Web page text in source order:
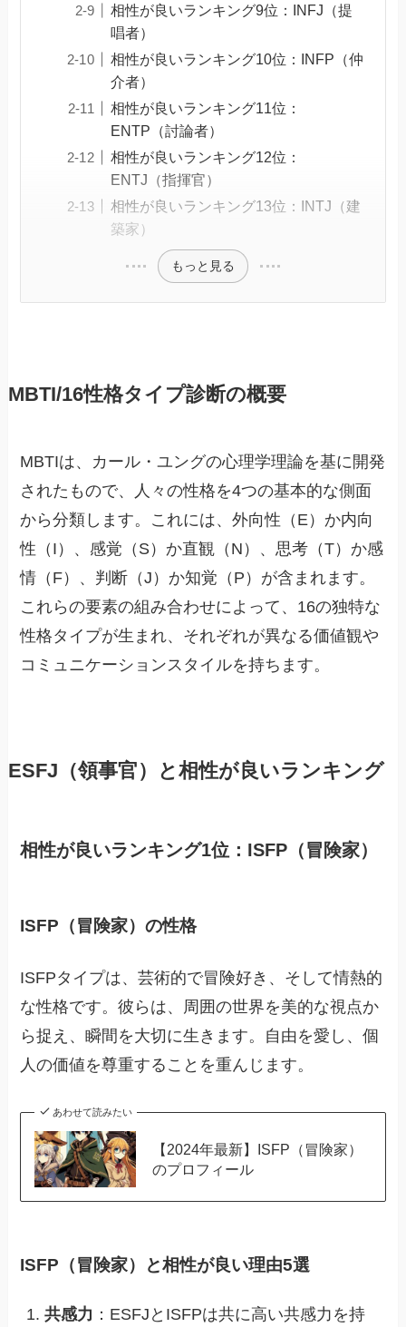
相性が良いランキング9位：INFJ（提
唱者）
相性が良いランキング10位：INFP（仲
介者）
相性が良いランキング11位：
ENTP（討論者）
相性が良いランキング12位：
ENTJ（指揮官）
相性が良いランキング13位：INTJ（建
築家）
もっと見る
MBTI/16性格タイプ診断の概要
MBTIは、カール・ユングの心理学理論を基に開発
されたもので、人々の性格を4つの基本的な側面
から分類します。これには、外向性（E）か内向
性（I）、感覚（S）か直観（N）、思考（T）か感
情（F）、判断（J）か知覚（P）が含まれます。
これらの要素の組み合わせによって、16の独特な
性格タイプが生まれ、それぞれが異なる価値観や
コミュニケーションスタイルを持ちます。
ESFJ（領事官）と相性が良いランキング
相性が良いランキング1位：ISFP（冒険家）
ISFP（冒険家）の性格
ISFPタイプは、芸術的で冒険好き、そして情熱的
な性格です。彼らは、周囲の世界を美的な視点か
ら捉え、瞬間を大切に生きます。自由を愛し、個
人の価値を尊重することを重んじます。
あわせて読みたい
【2024年最新】ISFP（冒険家）
のプロフィール
ISFP（冒険家）と相性が良い理由5選
共感力 ：ESFJとISFPは共に高い共感力を持